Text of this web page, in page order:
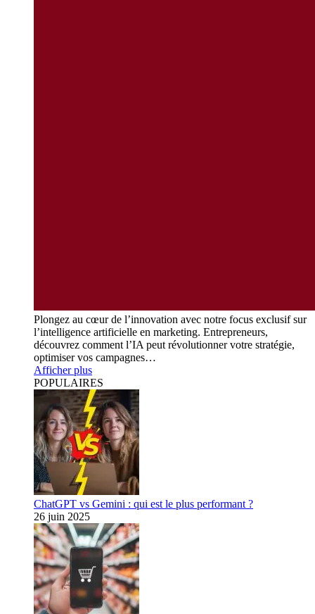
Plongez au cœur de l’innovation avec notre focus exclusif sur
l’intelligence artificielle en marketing. Entrepreneurs,
découvrez comment l’IA peut révolutionner votre stratégie,
optimiser vos campagnes…
Afficher plus
POPULAIRES
ChatGPT vs Gemini : qui est le plus performant ?
26 juin 2025